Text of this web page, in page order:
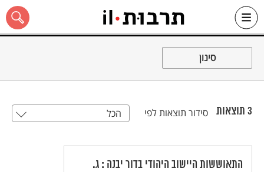
Skip
כל האתר
סינון
3 תוצאות סידור תוצאות לפי הכל
התאוששות היישוב היהודי בדור יבנה : ג.